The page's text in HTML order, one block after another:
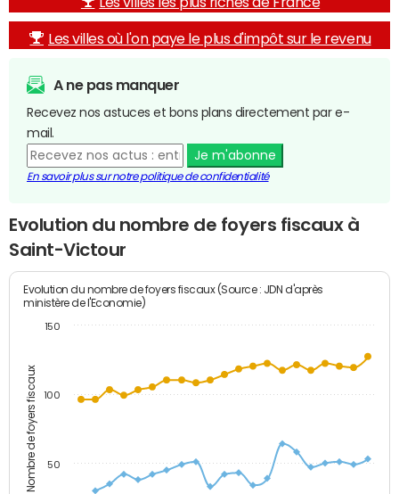
Les villes où l'on paye le plus d'impôt sur le revenu
A ne pas manquer
Recevez nos astuces et bons plans directement par e-
mail.
Je m'abonne
En savoir plus sur notre politique de confidentialité
Evolution du nombre de foyers fiscaux à
Saint-Victour
Nombre de foyers fiscaux
Evolution du nombre de foyers fiscaux (Source : JDN d'après
ministère de l'Economie)
50
100
150